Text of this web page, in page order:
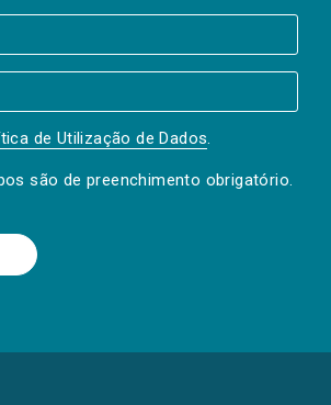
de Utilização de Dados.
são de preenchimento obrigatório.